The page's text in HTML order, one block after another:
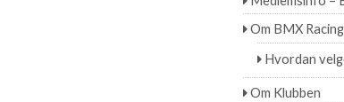
Om BMX Racing
Hvordan
Om Klubben